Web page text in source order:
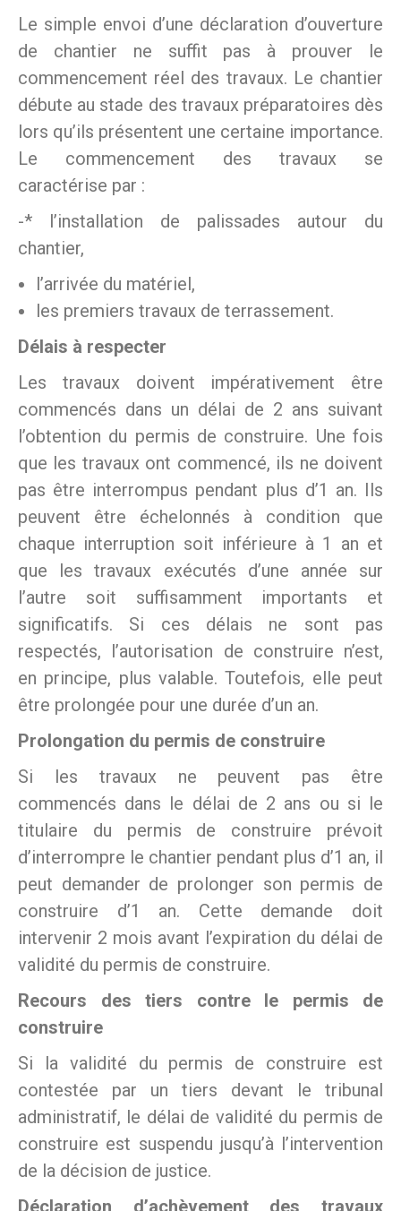
Le simple envoi d’une déclaration d’ouverture
de chantier ne suffit pas à prouver le
commencement réel des travaux. Le chantier
débute au stade des travaux préparatoires dès
lors qu’ils présentent une certaine importance.
Le commencement des travaux se
caractérise par :
-* l’installation de palissades autour du
chantier,
l’arrivée du matériel,
les premiers travaux de terrassement.
Délais à respecter
Les travaux doivent impérativement être
commencés dans un délai de 2 ans suivant
l’obtention du permis de construire. Une fois
que les travaux ont commencé, ils ne doivent
pas être interrompus pendant plus d’1 an. Ils
peuvent être échelonnés à condition que
chaque interruption soit inférieure à 1 an et
que les travaux exécutés d’une année sur
l’autre soit suffisamment importants et
significatifs. Si ces délais ne sont pas
respectés, l’autorisation de construire n’est,
en principe, plus valable. Toutefois, elle peut
être prolongée pour une durée d’un an.
Prolongation du permis de construire
Si les travaux ne peuvent pas être
commencés dans le délai de 2 ans ou si le
titulaire du permis de construire prévoit
d’interrompre le chantier pendant plus d’1 an, il
peut demander de prolonger son permis de
construire d’1 an. Cette demande doit
intervenir 2 mois avant l’expiration du délai de
validité du permis de construire.
Recours des tiers contre le permis de
construire
Si la validité du permis de construire est
contestée par un tiers devant le tribunal
administratif, le délai de validité du permis de
construire est suspendu jusqu’à l’intervention
de la décision de justice.
Déclaration d’achèvement des travaux